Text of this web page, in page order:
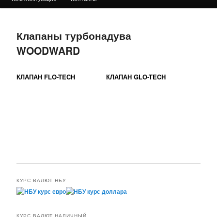
Клапаны турбонадува
WOODWARD
КЛАПАН FLO-TECH КЛАПАН GLO-TECH
КУРС ВАЛЮТ НБУ
КУРС ВАЛЮТ НАЛИЧНЫЙ